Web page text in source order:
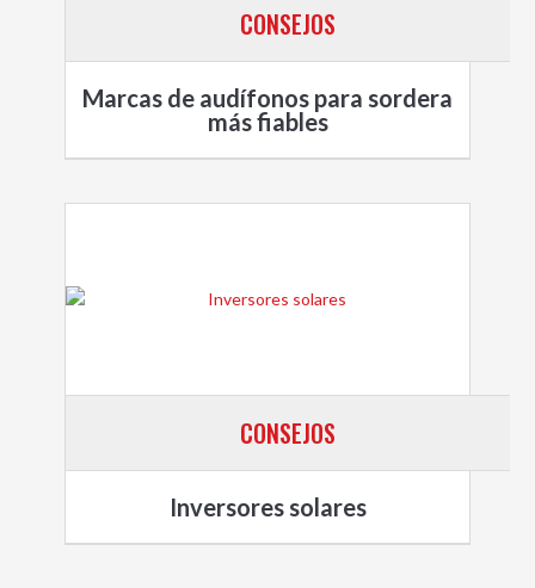
CONSEJOS
Marcas de audífonos para sordera
más fiables
CONSEJOS
Inversores solares